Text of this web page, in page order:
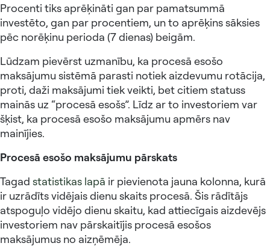
Procenti tiks aprēķināti gan par pamatsummā
investēto, gan par procentiem, un to aprēķins sāksies
pēc norēķinu perioda (7 dienas) beigām.
Lūdzam pievērst uzmanību, ka procesā esošo
maksājumu sistēmā parasti notiek aizdevumu rotācija,
proti, daži maksājumi tiek veikti, bet citiem statuss
mainās uz “procesā esošs”. Līdz ar to investoriem var
šķist, ka procesā esošo maksājumu apmērs nav
mainījies.
Procesā esošo maksājumu pārskats
Tagad statistikas lapā ir pievienota jauna kolonna, kurā
ir uzrādīts vidējais dienu skaits procesā. Šis rādītājs
atspoguļo vidējo dienu skaitu, kad attiecīgais aizdevējs
investoriem nav pārskaitījis procesā esošos
maksājumus no aizņēmēja.